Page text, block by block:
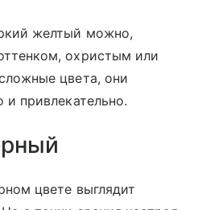
желтый можно,
охристым или
цвета, они
и привлекательно.
цвете выглядит